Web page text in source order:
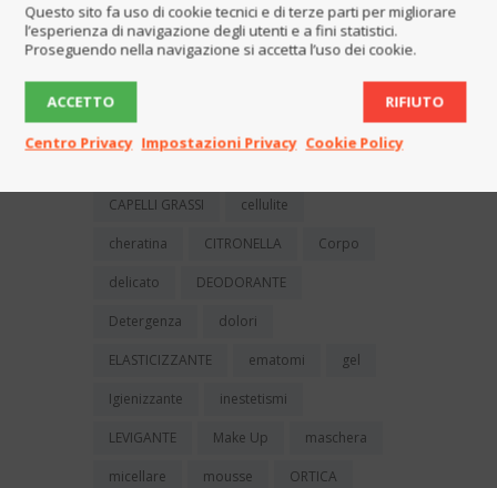
ALFA IDROSSI ACIDI ALLUME DI ROCCA
ALOE aloe vera amamelide
ANTIBATTERICO
bambino
CAPELLI GRASSI cellulite
cheratina CITRONELLA Corpo
delicato DEODORANTE
Detergenza dolori
ELASTICIZZANTE ematomi gel
Igienizzante inestetismi
LEVIGANTE Make Up maschera
micellare mousse ORTICA
Questo sito fa uso di cookie tecnici e di terze parti per migliorare
l’esperienza di navigazione degli utenti e a fini statistici.
Proseguendo nella navigazione si accetta l’uso dei cookie.
ACCETTO RIFIUTO
Centro Privacy Impostazioni Privacy Cookie Policy